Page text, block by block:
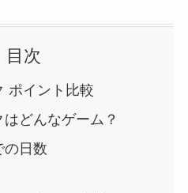
目次
ポイント比較
どんなゲーム？
の日数